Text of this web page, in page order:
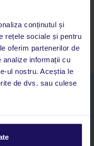
conținutul și
rețele sociale și pentru
oferim partenerilor de
analize informații cu
ul nostru. Aceștia le
de dvs. sau culese
și hoteluri, într-o
vacanței